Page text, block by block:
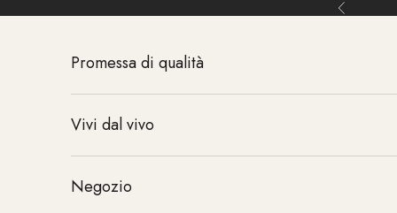
Vai al contenuto Indietro
Promessa di qualità
Vivi dal vivo
Negozio